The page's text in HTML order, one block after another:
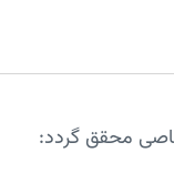
محقق گردد: